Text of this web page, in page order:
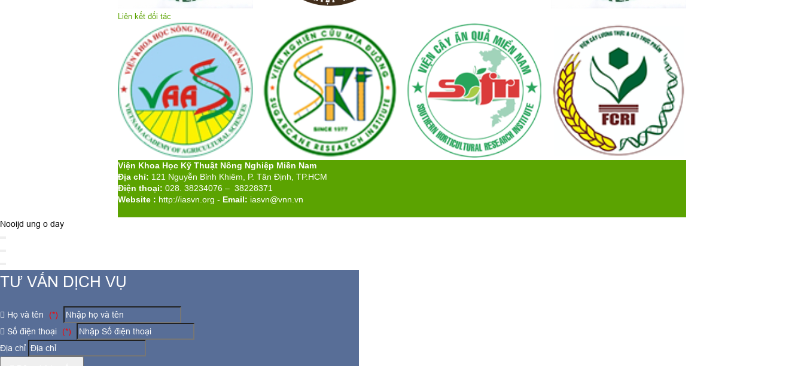
Liên kết đối tác
Viện Khoa Học Kỹ Thuật Nông Nghiệp Miền Nam
Địa chỉ: 121 Nguyễn Bỉnh Khiêm, P. Tân Định, TP.HCM
Điện thoại: 028. 38234076 – 38228371
Website : http://iasvn.org - Email: iasvn@vnn.vn
Nooijd ung o day
TƯ VẤN DỊCH VỤ
Họ và tên
(*)
Số điện thoại
(*)
Địa chỉ